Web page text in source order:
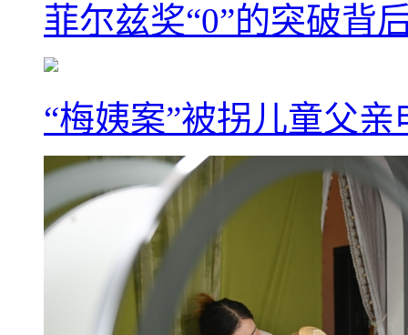
菲尔兹奖“0”的突破背
“梅姨案”被拐儿童父